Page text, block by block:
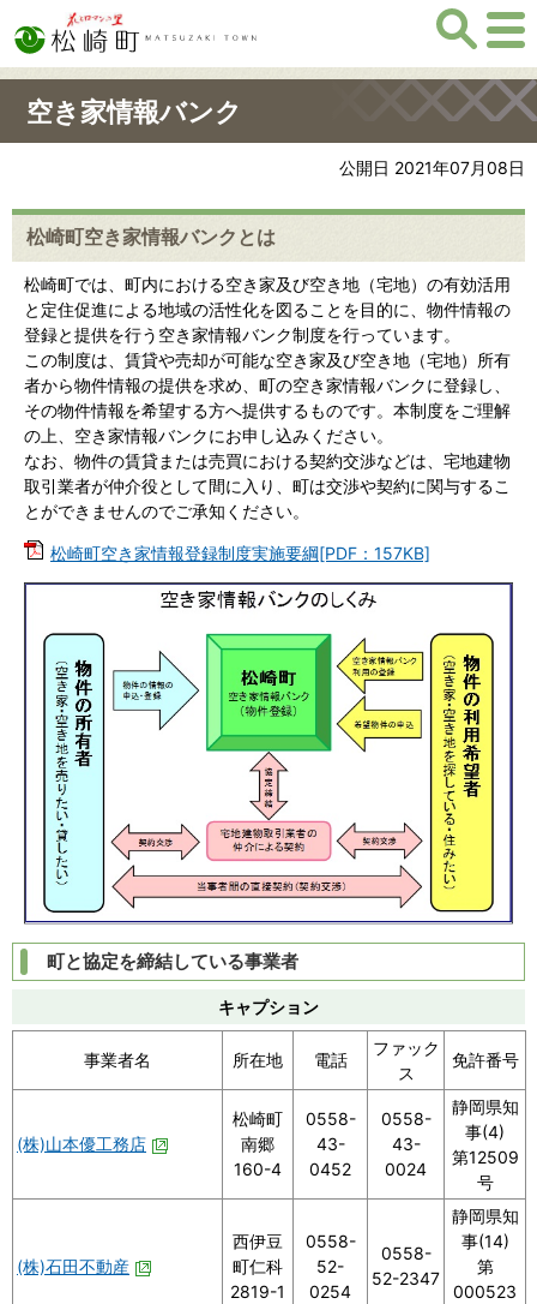
空き家情報バンク
公開日 2021年07月08日
松崎町空き家情報バンクとは
松崎町では、町内における空き家及び空き地（宅地）の有効活用
と定住促進による地域の活性化を図ることを目的に、物件情報の
登録と提供を行う空き家情報バンク制度を行っています。
この制度は、賃貸や売却が可能な空き家及び空き地（宅地）所有
者から物件情報の提供を求め、町の空き家情報バンクに登録し、
その物件情報を希望する方へ提供するものです。本制度をご理解
の上、空き家情報バンクにお申し込みください。
なお、物件の賃貸または売買における契約交渉などは、宅地建物
取引業者が仲介役として間に入り、町は交渉や契約に関与するこ
とができませんのでご承知ください。
松崎町空き家情報登録制度実施要綱[PDF：157KB]
町と協定を締結している事業者
キャプション
事業者名 所在地 電話
ファック
ス
免許番号
(株)山本優工務店
松崎町
南郷
160-4
0558-
43-
0452
0558-
43-
0024
静岡県知
事(4)
第12509
号
(株)石田不動産
西伊豆
町仁科
2819-1
0558-
52-
0254
0558-
52-2347
静岡県知
事(14)
第
000523